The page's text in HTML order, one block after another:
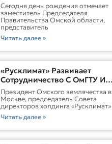
Cегодня день рождения отмечает
заместитель Председателя
Правительства Омской области,
представитель
Читать далее »
«Русклимат» Развивает
Сотрудничество С ОмГТУ И
Участвует В Обновлении
Городской Среды Омска
Президент Омского землячества в
Москве, председатель Совета
директоров холдинга «Русклимат»
Читать далее »